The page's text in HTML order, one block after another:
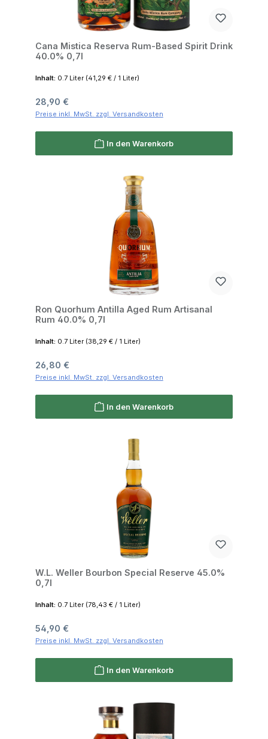
Cana Mistica Reserva Rum-Based Spirit Drink
40.0% 0,7l
Inhalt: 0.7 Liter (41,29 € / 1 Liter)
Regulärer Preis:
28,90 €
Preise inkl. MwSt. zzgl. Versandkosten
In den Warenkorb
Ron Quorhum Antilla Aged Rum Artisanal
Rum 40.0% 0,7l
Inhalt: 0.7 Liter (38,29 € / 1 Liter)
Regulärer Preis:
26,80 €
Preise inkl. MwSt. zzgl. Versandkosten
In den Warenkorb
W.L. Weller Bourbon Special Reserve 45.0%
0,7l
Inhalt: 0.7 Liter (78,43 € / 1 Liter)
Regulärer Preis:
54,90 €
Preise inkl. MwSt. zzgl. Versandkosten
In den Warenkorb